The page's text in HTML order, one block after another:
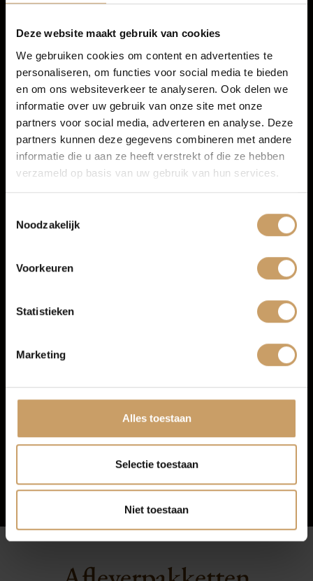
Deze website maakt gebruik van cookies
We gebruiken cookies om content en advertenties te
personaliseren, om functies voor social media te bieden
en om ons websiteverkeer te analyseren. Ook delen we
informatie over uw gebruik van onze site met onze
partners voor social media, adverteren en analyse. Deze
partners kunnen deze gegevens combineren met andere
informatie die u aan ze heeft verstrekt of die ze hebben
verzameld op basis van uw gebruik van hun services.
Noodzakelijk
Voorkeuren
Statistieken
Marketing
Alles toestaan
Selectie toestaan
Niet toestaan
Exterieur
LED koplampen
Keyless entry
TOON MEER
Financiering
Autoverzekeringen
Verkoop
Auto onderhoud
Over Autobedrijf De Baaij
Contact
Afleverpakketten